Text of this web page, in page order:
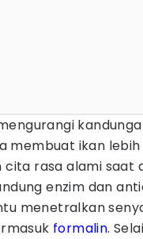
membuat ikan
rasa alami saat
enzim dan
menetralkan
formalin.